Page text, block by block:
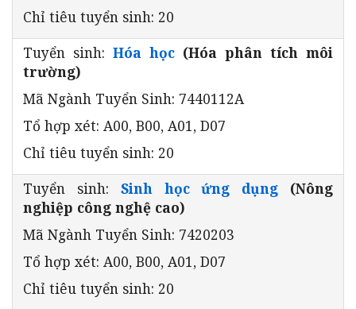
Chỉ tiêu tuyển sinh: 20
Tuyển sinh: Hóa học (Hóa phân tích môi
trường)
Mã Ngành Tuyển Sinh: 7440112A
Tổ hợp xét: A00, B00, A01, D07
Chỉ tiêu tuyển sinh: 20
Tuyển sinh: Sinh học ứng dụng (Nông
nghiệp công nghệ cao)
Mã Ngành Tuyển Sinh: 7420203
Tổ hợp xét: A00, B00, A01, D07
Chỉ tiêu tuyển sinh: 20